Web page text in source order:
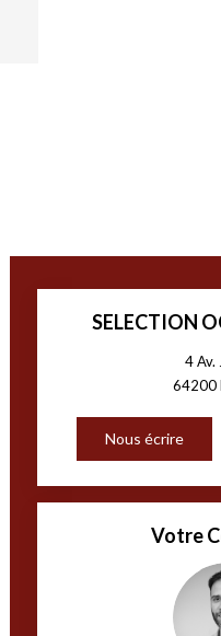
SELECTION
4 Av.
64200
Nous écrire
Votre